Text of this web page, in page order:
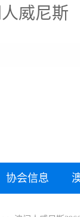
威尼斯
协会信息